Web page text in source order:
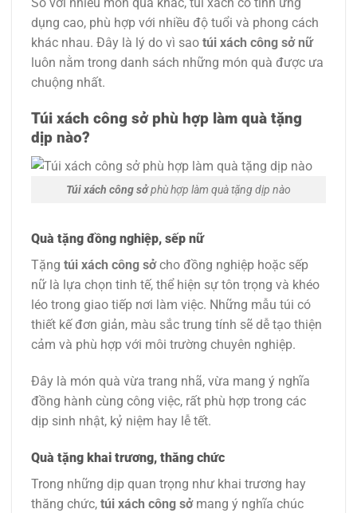
dụng cao, phù hợp với nhiều độ tuổi và phong cách
khác nhau. Đây là lý do vì sao túi xách công sở nữ
luôn nằm trong danh sách những món quà được ưa
chuộng nhất.
Túi xách công sở phù hợp làm quà tặng
dịp nào?
Túi xách công sởphù hợp làm quà tặng dịp nào
Quà tặng đồng nghiệp, sếp nữ
Tặng túi xách công sởcho đồng nghiệp hoặc sếp
nữ là lựa chọn tinh tế, thể hiện sự tôn trọng và khéo
léo trong giao tiếp nơi làm việc. Những mẫu túi có
thiết kế đơn giản, màu sắc trung tính sẽ dễ tạo thiện
cảm và phù hợp với môi trường chuyên nghiệp.
Đây là món quà vừa trang nhã, vừa mang ý nghĩa
đồng hành cùng công việc, rất phù hợp trong các
dịp sinh nhật, kỷ niệm hay lễ tết.
Quà tặng khai trương, thăng chức
Trong những dịp quan trọng như khai trương hay
thăng chức, túi xách công sởmang ý nghĩa chúc